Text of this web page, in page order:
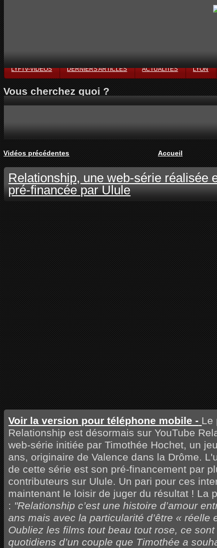
LYFTV-VIDÉOS DERNIERS ARTICLES ACTUALITÉS LYON
Vous cherchez quoi ?
Vidéos précédentes Accueil
Relationship, une web-série réalisée
pré-financée par Ulule
Voir la version pour téléphone mobile - Le
Relationship est désormais sur YouTube
web-série initiée par Timothée Hochet, un
ans, originaire de Valence dans la Drôme.
de cette série est son pré-financement par
contributeurs sur Ulule. Un pari pour ces
maintenant le loisir de juger du résultat ! La
: "Relationship c’est une histoire d’amour
ans mais avec la particularité d’être « réelle
Oubliez les films tout beau tout rose, ce
quotidiens d’un couple que Timothée a